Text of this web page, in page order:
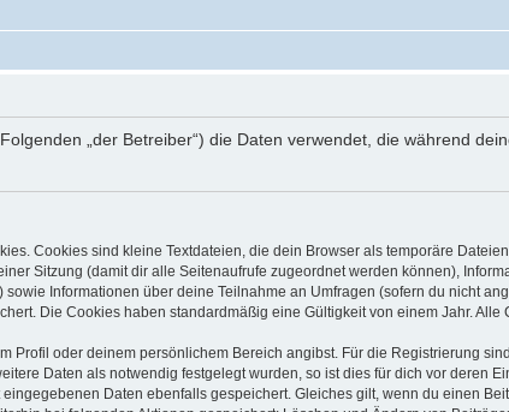
„der Betreiber“) die Daten verwendet, die während
Cookies sind kleine Textdateien, die dein Browser als temporäre
Sitzung (damit dir alle Seitenaufrufe zugeordnet werden können),
Informationen über deine Teilnahme an Umfragen (sofern du nicht
Die Cookies haben standardmäßig eine Gültigkeit von einem Jahr.
oder deinem persönlichem Bereich angibst. Für die Registrierung
Daten als notwendig festgelegt wurden, so ist dies für dich vor deren
Daten ebenfalls gespeichert. Gleiches gilt, wenn du einen